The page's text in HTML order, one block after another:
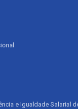
e Igualdade Salarial